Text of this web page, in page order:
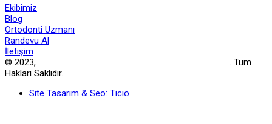
Ekibimiz
Blog
Ortodonti Uzmanı
Randevu Al
İletişim
© 2023,
. Tüm
Hakları Saklıdır.
Site Tasarım & Seo: Ticio